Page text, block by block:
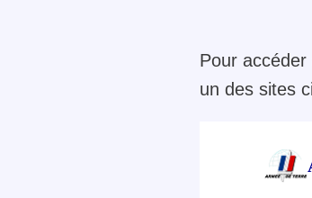
Pour
un des sites